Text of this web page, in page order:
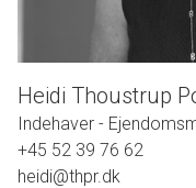
Heidi Thoustrup
Indehaver -
+45 52 39 76 62
heidi@thpr.dk